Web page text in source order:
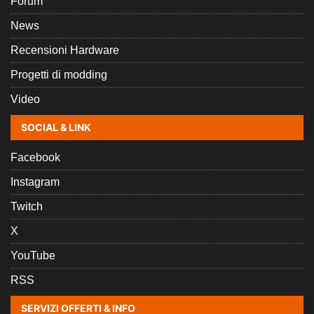
News
Recensioni Hardware
Progetti di modding
Video
SOCIAL & LINK
Facebook
Instagram
Twitch
X
YouTube
RSS
SERVIZI OFFERTI & INFO